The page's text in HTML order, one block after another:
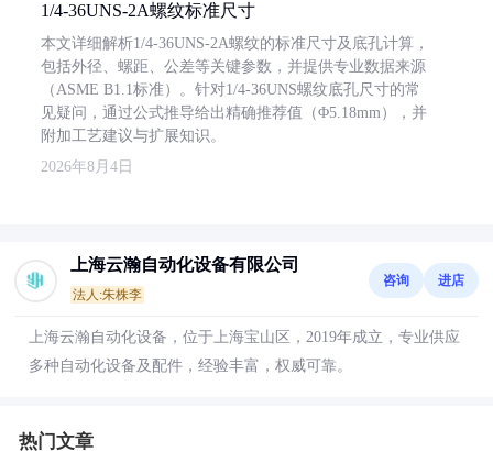
1/4-36UNS-2A螺纹标准尺寸
本文详细解析1/4-36UNS-2A螺纹的标准尺寸及底孔计算，
包括外径、螺距、公差等关键参数，并提供专业数据来源
（ASME B1.1标准）。针对1/4-36UNS螺纹底孔尺寸的常
见疑问，通过公式推导给出精确推荐值（Φ5.18mm），并
附加工艺建议与扩展知识。
2026年8月4日
上海云瀚自动化设备有限公司
法人:朱株李
咨询 进店
上海云瀚自动化设备，位于上海宝山区，2019年成立，专业供应
多种自动化设备及配件，经验丰富，权威可靠。
热门文章